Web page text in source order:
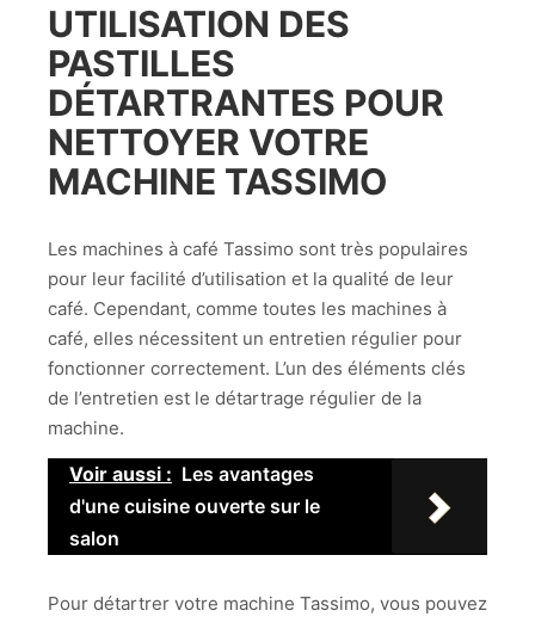
UTILISATION DES
PASTILLES
DÉTARTRANTES POUR
NETTOYER VOTRE
MACHINE TASSIMO
Les machines à café Tassimo sont très populaires
pour leur facilité d’utilisation et la qualité de leur
café. Cependant, comme toutes les machines à
café, elles nécessitent un entretien régulier pour
fonctionner correctement. L’un des éléments clés
de l’entretien est le détartrage régulier de la
machine.
Voir aussi : Les avantages
d'une cuisine ouverte sur le
salon
Pour détartrer votre machine Tassimo, vous pouvez